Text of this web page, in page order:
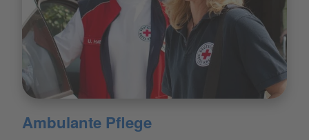
Ambulante Pflege